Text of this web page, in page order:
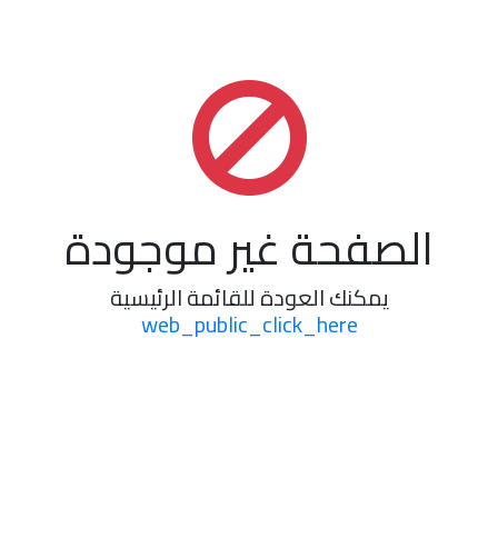
الصفحة غير موجودة
يمكنك العودة للقائمة الرئيسية
web_public_click_here